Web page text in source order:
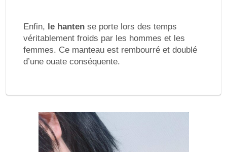
Enfin, le hanten se porte lors des temps
véritablement froids par les hommes et les
femmes. Ce manteau est rembourré et doublé
d’une ouate conséquente.